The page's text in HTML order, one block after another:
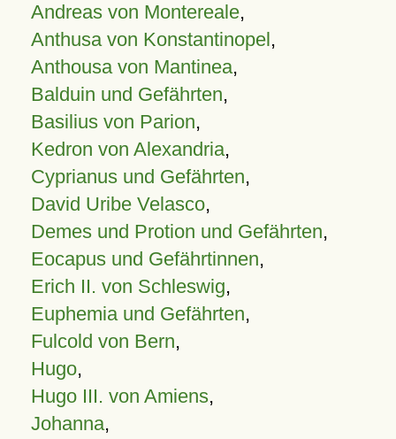
Andreas von Montereale,
Anthusa von Konstantinopel,
Anthousa von Mantinea,
Balduin und Gefährten,
Basilius von Parion,
Kedron von Alexandria,
Cyprianus und Gefährten,
David Uribe Velasco,
Demes und Protion und Gefährten,
Eocapus und Gefährtinnen,
Erich II. von Schleswig,
Euphemia und Gefährten,
Fulcold von Bern,
Hugo,
Hugo III. von Amiens,
Johanna,